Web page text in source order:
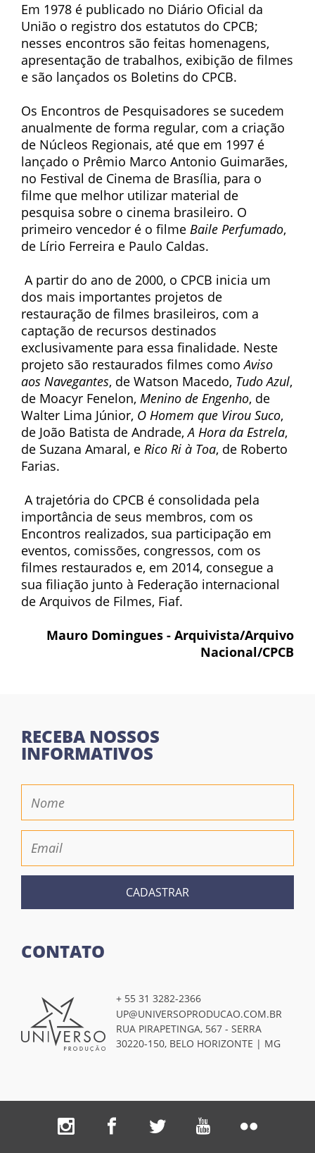
Em 1978 é publicado no Diário Oficial da
União o registro dos estatutos do CPCB;
nesses encontros são feitas homenagens,
apresentação de trabalhos, exibição de filmes
e são lançados os Boletins do CPCB.
Os Encontros de Pesquisadores se sucedem
anualmente de forma regular, com a criação
de Núcleos Regionais, até que em 1997 é
lançado o Prêmio Marco Antonio Guimarães,
no Festival de Cinema de Brasília, para o
filme que melhor utilizar material de
pesquisa sobre o cinema brasileiro. O
primeiro vencedor é o filme Baile Perfumado,
de Lírio Ferreira e Paulo Caldas.
A partir do ano de 2000, o CPCB inicia um
dos mais importantes projetos de
restauração de filmes brasileiros, com a
captação de recursos destinados
exclusivamente para essa finalidade. Neste
projeto são restaurados filmes comoAviso
aos Navegantes, de Watson Macedo, Tudo Azul,
de Moacyr Fenelon, Menino de Engenho, de
Walter Lima Júnior, O Homem que Virou Suco,
de João Batista de Andrade,A Hora da Estrela,
de Suzana Amaral, e Rico Ri à Toa, de Roberto
Farias.
A trajetória do CPCB é consolidada pela
importância de seus membros, com os
Encontros realizados, sua participação em
eventos, comissões, congressos, com os
filmes restaurados e, em 2014, consegue a
sua filiação junto à Federação internacional
de Arquivos de Filmes, Fiaf.
Mauro Domingues - Arquivista/Arquivo
Nacional/CPCB
RECEBA NOSSOS
INFORMATIVOS
CADASTRAR
CONTATO
+ 55 31 3282-2366
UP@UNIVERSOPRODUCAO.COM.BR
RUA PIRAPETINGA, 567 - SERRA
30220-150, BELO HORIZONTE | MG